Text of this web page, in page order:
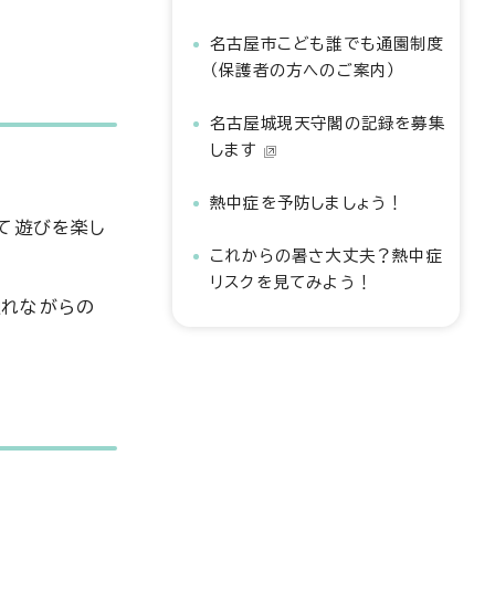
遊びを楽し
ながらの
名古屋市こども誰でも通園制度
（保護者の方へのご案内）
名古屋城現天守閣の記録を募集
します
熱中症を予防しましょう！
これからの暑さ大丈夫？熱中症
リスクを見てみよう！